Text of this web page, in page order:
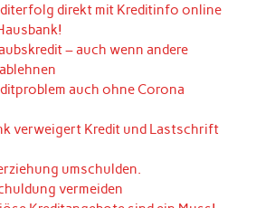
direkt mit Kreditinfo online
– auch wenn andere
auch ohne Corona
verweigert Kredit und Lastschrift
umschulden.
vermeiden